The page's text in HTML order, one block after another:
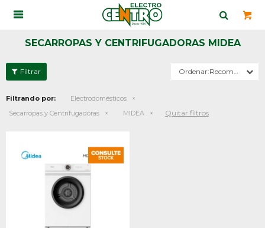

SECARROPAS Y CENTRIFUGADORAS MIDEA
Recomendados
Filtrando por:
Electrodomésticos
Secarropas y Centrifugadoras
MIDEA Quitar filtros